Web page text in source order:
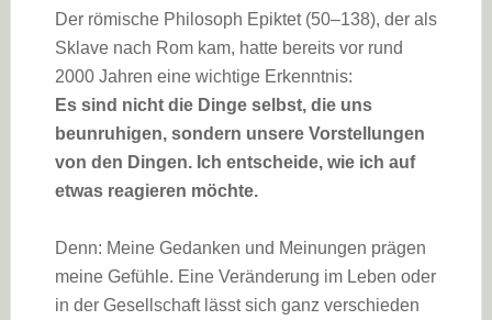
Der römische Philosoph Epiktet (50–138), der als
Sklave nach Rom kam, hatte bereits vor rund
2000 Jahren eine wichtige Erkenntnis:
Es sind nicht die Dinge selbst, die uns
beunruhigen, sondern unsere Vorstellungen
von den Dingen. Ich entscheide, wie ich auf
etwas reagieren möchte.
Denn: Meine Gedanken und Meinungen prägen
meine Gefühle. Eine Veränderung im Leben oder
in der Gesellschaft lässt sich ganz verschieden